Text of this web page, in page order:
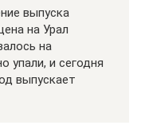
выпуска
на Урал
на
упали, и сегодня
выпускает